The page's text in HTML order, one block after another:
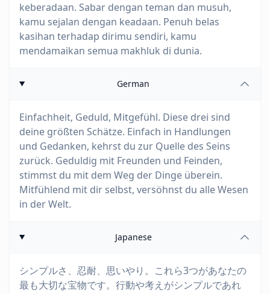
keberadaan. Sabar dengan teman dan musuh,
kamu sejalan dengan keadaan. Penuh belas
kasihan terhadap dirimu sendiri, kamu
mendamaikan semua makhluk di dunia.
German
Einfachheit, Geduld, Mitgefühl. Diese drei sind
deine größten Schätze. Einfach in Handlungen
und Gedanken, kehrst du zur Quelle des Seins
zurück. Geduldig mit Freunden und Feinden,
stimmst du mit dem Weg der Dinge überein.
Mitfühlend mit dir selbst, versöhnst du alle Wesen
in der Welt.
Japanese
シンプルさ、忍耐、思いやり。これら3つがあなたの
最も大切な宝物です。行動や考えがシンプルであれ